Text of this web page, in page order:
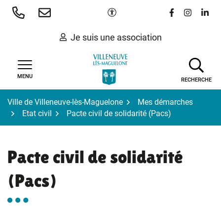
Aller
Paramètres d'accessibilité
Lien vers le
Lien vers
Lien
Je suis une association
MENU
RECHERCHE
Ville de Villeneuve-lès-Maguelone
Mes démarches
Etat civil
Pacte civil de solidarité (Pacs)
Pacte civil de solidarité
(Pacs)